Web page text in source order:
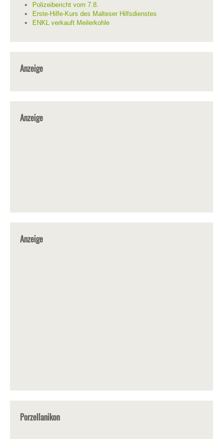
Polizeibericht vom 7.8.
Erste-Hilfe-Kurs des Malteser Hilfsdienstes
ENKL verkauft Meilerkohle
Anzeige
Anzeige
Anzeige
Porzellanikon